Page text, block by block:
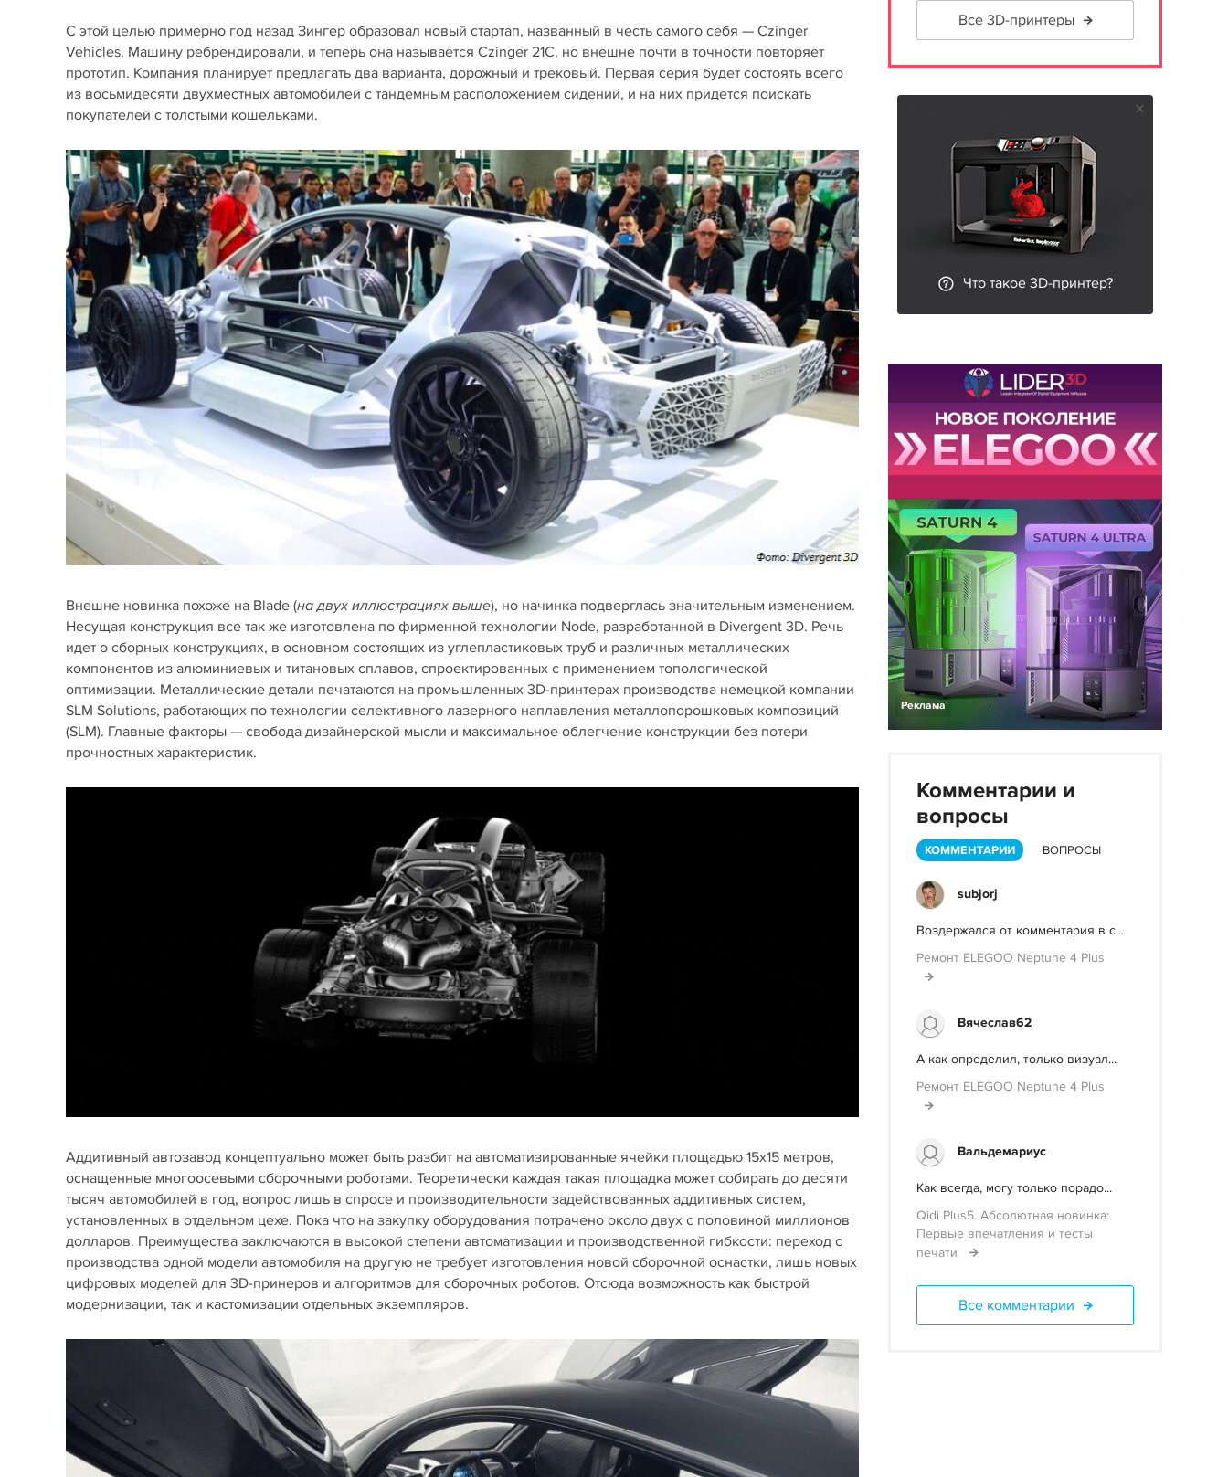
С этой целью примерно год назад Зингер образовал новый стартап, названный в честь самого себя — Czinger
Vehicles. Машину ребрендировали, и теперь она называется Czinger 21C, но внешне почти в точности повторяет
прототип. Компания планирует предлагать два варианта, дорожный и трековый. Первая серия будет состоять всего
из восьмидесяти двухместных автомобилей с тандемным расположением сидений, и на них придется поискать
покупателей с толстыми кошельками.
Внешне новинка похоже на Blade (на двух иллюстрациях выше), но начинка подверглась значительным изменением.
Несущая конструкция все так же изготовлена по фирменной технологии Node, разработанной в Divergent 3D. Речь
идет о сборных конструкциях, в основном состоящих из углепластиковых труб и различных металлических
компонентов из алюминиевых и титановых сплавов, спроектированных с применением топологической
оптимизации. Металлические детали печатаются на промышленных 3D-принтерах производства немецкой компании
SLM Solutions, работающих по технологии селективного лазерного наплавления металлопорошковых композиций
(SLM). Главные факторы — свобода дизайнерской мысли и максимальное облегчение конструкции без потери
прочностных характеристик.
Аддитивный автозавод концептуально может быть разбит на автоматизированные ячейки площадью 15х15 метров,
оснащенные многоосевыми сборочными роботами. Теоретически каждая такая площадка может собирать до десяти
тысяч автомобилей в год, вопрос лишь в спросе и производительности задействованных аддитивных систем,
установленных в отдельном цехе. Пока что на закупку оборудования потрачено около двух с половиной миллионов
долларов. Преимущества заключаются в высокой степени автоматизации и производственной гибкости: переход с
производства одной модели автомобиля на другую не требует изготовления новой сборочной оснастки, лишь новых
цифровых моделей для 3D-принеров и алгоритмов для сборочных роботов. Отсюда возможность как быстрой
модернизации, так и кастомизации отдельных экземпляров.
Все 3D-принтеры
Что такое 3D-принтер?
Реклама
Комментарии и
вопросы
КОММЕНТАРИИ ВОПРОСЫ
subjorj
Воздержался от комментария в с...
Ремонт ELEGOO Neptune 4 Plus
Вячеслав62
А как определил, только визуал...
Ремонт ELEGOO Neptune 4 Plus
Вальдемариус
Как всегда, могу только порадо...
Qidi Plus5. Абсолютная новинка:
Первые впечатления и тесты
печати
Все комментарии